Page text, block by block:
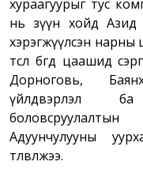
хураагуурыг тус
нь зүүн хойд Азид
хэрэгжүүлсэн
төсөл бөгөөд цаашид
Дорноговь,
үйлдвэрлэл ба
Адуунчулууны
төлөвлөжээ.